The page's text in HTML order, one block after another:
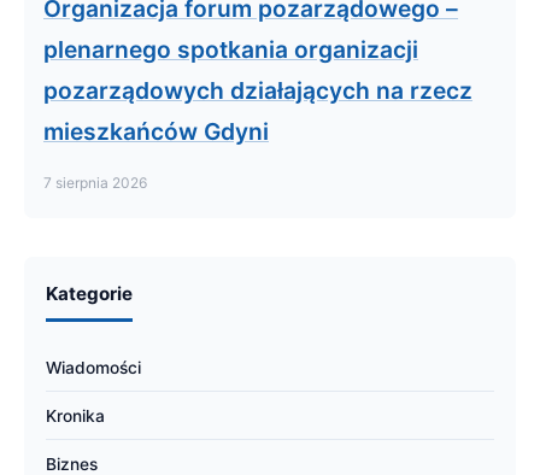
Organizacja forum pozarządowego –
plenarnego spotkania organizacji
pozarządowych działających na rzecz
mieszkańców Gdyni
7 sierpnia 2026
Kategorie
Wiadomości
Kronika
Biznes